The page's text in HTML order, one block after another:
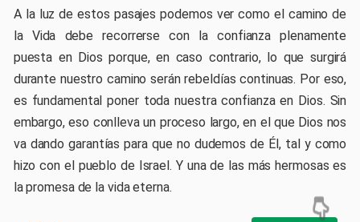
A la luz de estos pasajes podemos ver como el camino de
la Vida debe recorrerse con la confianza plenamente
puesta en Dios porque, en caso contrario, lo que surgirá
durante nuestro camino serán rebeldías continuas. Por eso,
es fundamental poner toda nuestra confianza en Dios. Sin
embargo, eso conlleva un proceso largo, en el que Dios nos
va dando garantías para que no dudemos de Él, tal y como
hizo con el pueblo de Israel. Y una de las más hermosas es
la promesa de la vida eterna.